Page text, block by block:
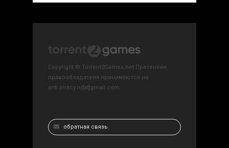
Copyright © Torrent2Games.net Претензии
правообладателя принимаются на
anti.piracy.ru[at]gmail.com
обратная связь